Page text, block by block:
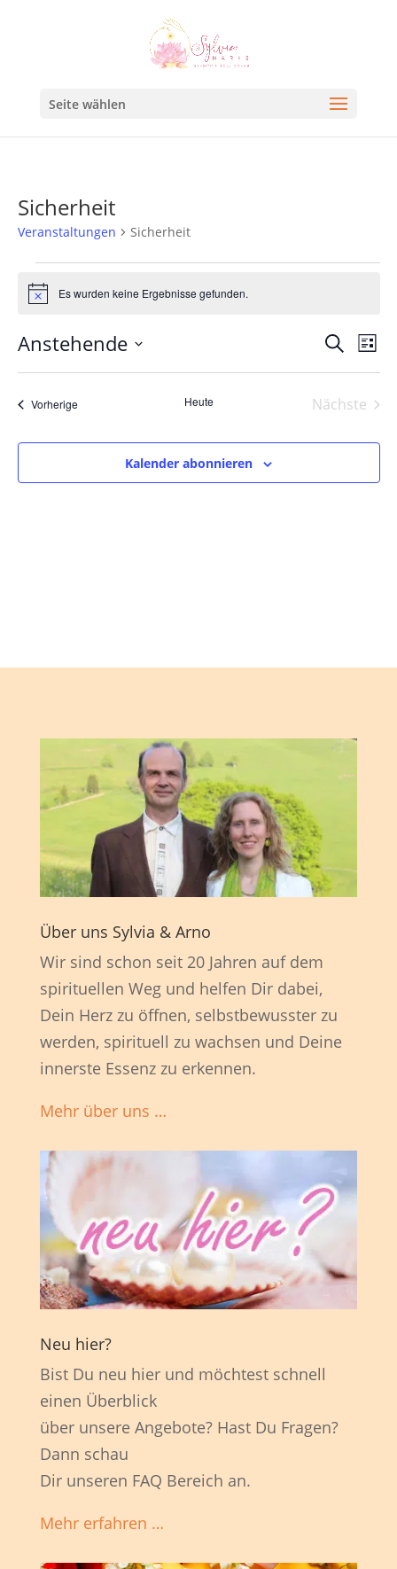
Seite wählen
Sicherheit
Veranstaltungen Sicherheit
HinweisEs wurden keine Ergebnisse gefunden.
Suche
und
SucheListe
Anstehende
Datum
wählen.
VorherigeVeranstaltungen Heute
Nächste
Kalender abonnieren
Über uns Sylvia & Arno
Wir sind schon seit 20 Jahren auf dem
spirituellen Weg und helfen Dir dabei,
Dein Herz zu öffnen, selbstbewusster zu
werden, spirituell zu wachsen und Deine
innerste Essenz zu erkennen.
Mehr über uns …
Neu hier?
Bist Du neu hier und möchtest schnell
einen Überblick
über unsere Angebote? Hast Du Fragen?
Dann schau
Dir unseren FAQ Bereich an.
Mehr erfahren …